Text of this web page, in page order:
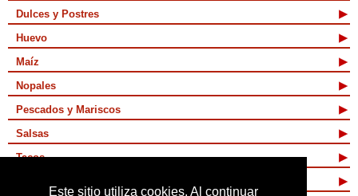
Este sitio utiliza cookies. Al continuar
Dulces y Postres
Huevo
Maíz
Nopales
Pescados y Mariscos
Salsas
Tacos